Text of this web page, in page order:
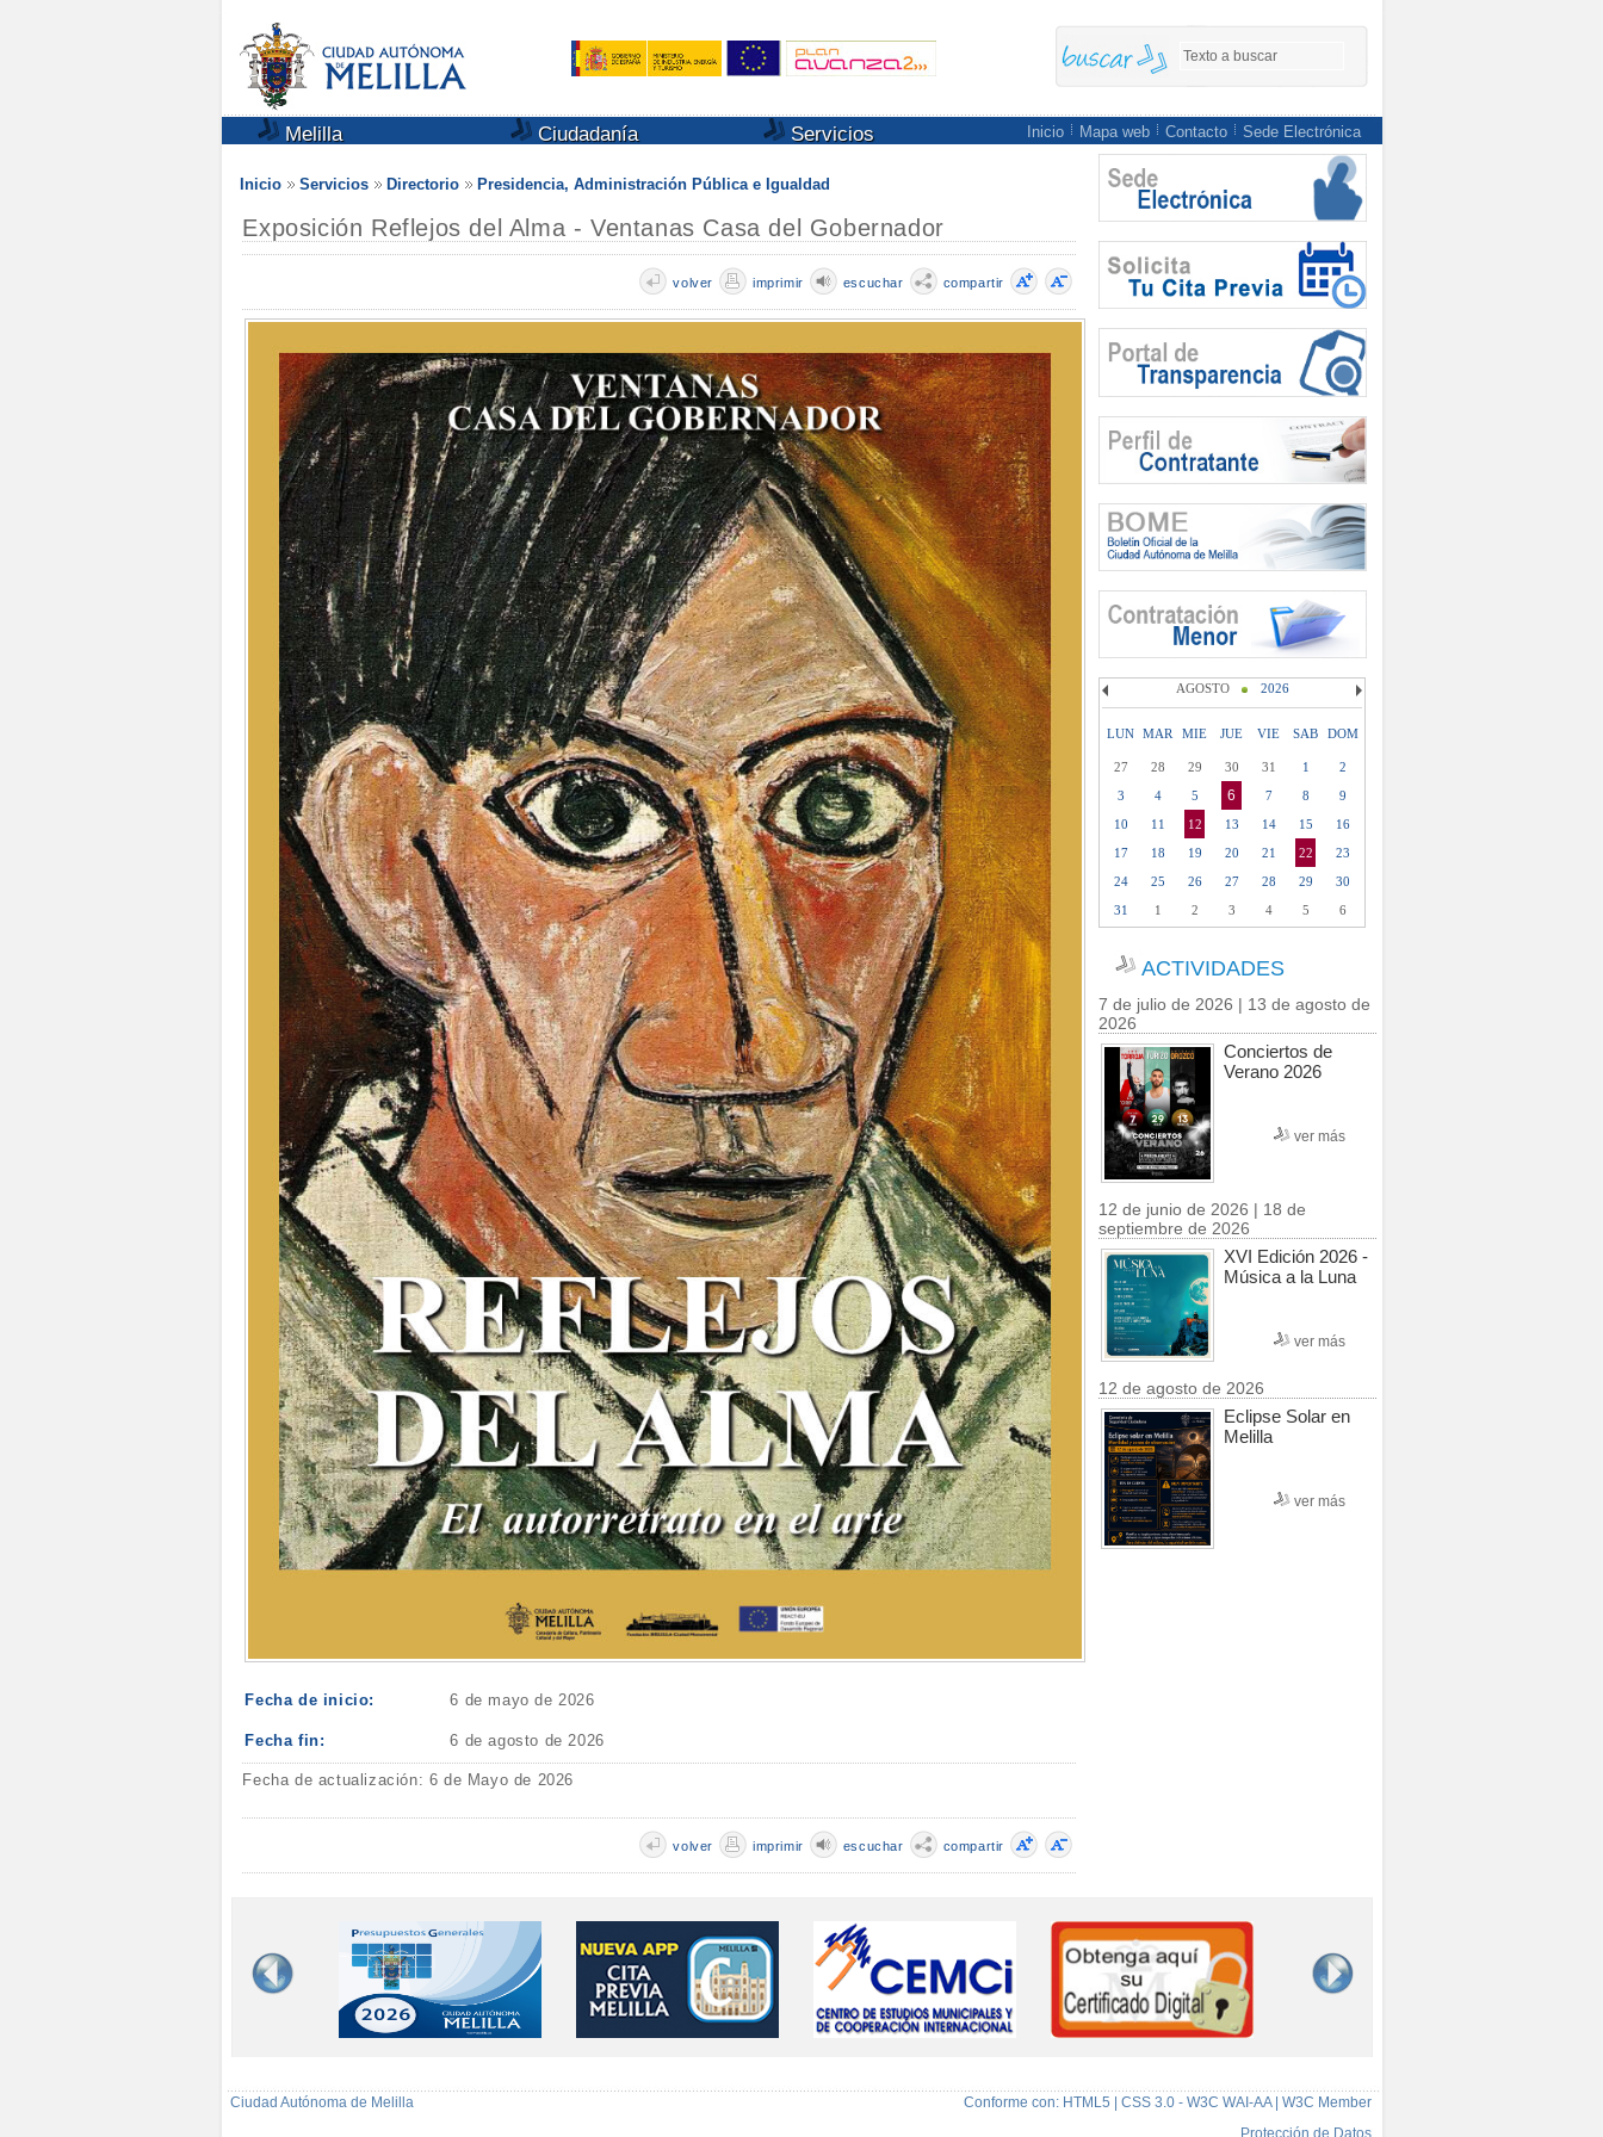
Melilla Ciudadanía Servicios Inicio Mapa web Contacto Sede Electrónica
Inicio Servicios Directorio Presidencia, Administración Pública e Igualdad
Exposición Reflejos del Alma - Ventanas Casa del Gobernador
compartir
escuchar
imprimir
volver
Fecha de inicio: 6 de mayo de 2026
Fecha fin: 6 de agosto de 2026
Fecha de actualización: 6 de Mayo de 2026
compartir
escuchar
imprimir
volver
AGOSTO 2026
LUN MAR MIE JUE VIE SAB DOM
27 28 29 30 31 1
2
3
4 5 6 7 8
9
10
11 12 13 14 15
16
17
18 19 20 21 22
23
24
25 26 27 28 29
30
31
1 2 3 4 5 6
ACTIVIDADES
7 de julio de 2026 | 13 de agosto de
2026
Conciertos de
Verano 2026
ver más
12 de junio de 2026 | 18 de
septiembre de 2026
XVI Edición 2026 -
Música a la Luna
ver más
12 de agosto de 2026
Eclipse Solar en
Melilla
ver más
Ciudad Autónoma de Melilla
Conforme con: HTML5 | CSS 3.0 - W3C WAI-AA | W3C Member